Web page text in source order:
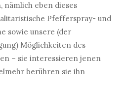
nämlich eben dieses
Pfefferspray- und
sowie unsere (der
Möglichkeiten des
– sie interessieren jenen
berühren sie ihn